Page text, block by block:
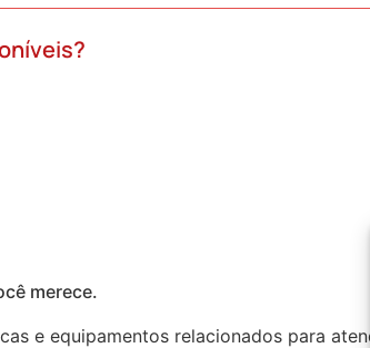
merece.
e equipamentos relacionados para